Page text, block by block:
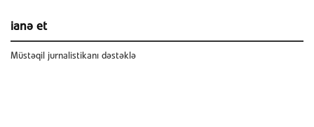
ianə et
Müstəqil jurnalistikanı dəstəklə